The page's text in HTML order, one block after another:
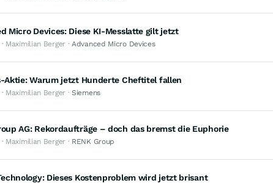
Micro Devices: Diese KI-Messlatte gilt jetzt
Maximilian Berger ·Advanced Micro Devices
Aktie: Warum jetzt Hunderte Cheftitel fallen
Maximilian Berger ·Siemens
AG: Rekordaufträge – doch das bremst die Euphorie
Maximilian Berger · RENK Group
Dieses Kostenproblem wird jetzt brisant